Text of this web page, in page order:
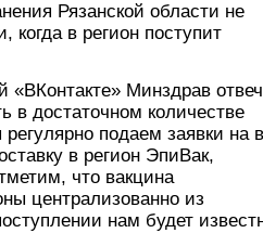
Рязанской области не
когда в регион поступит
«ВКонтакте» Минздрав
в достаточном количестве
подаем заявки на
в регион ЭпиВак,
что вакцина
централизованно из
нам будет